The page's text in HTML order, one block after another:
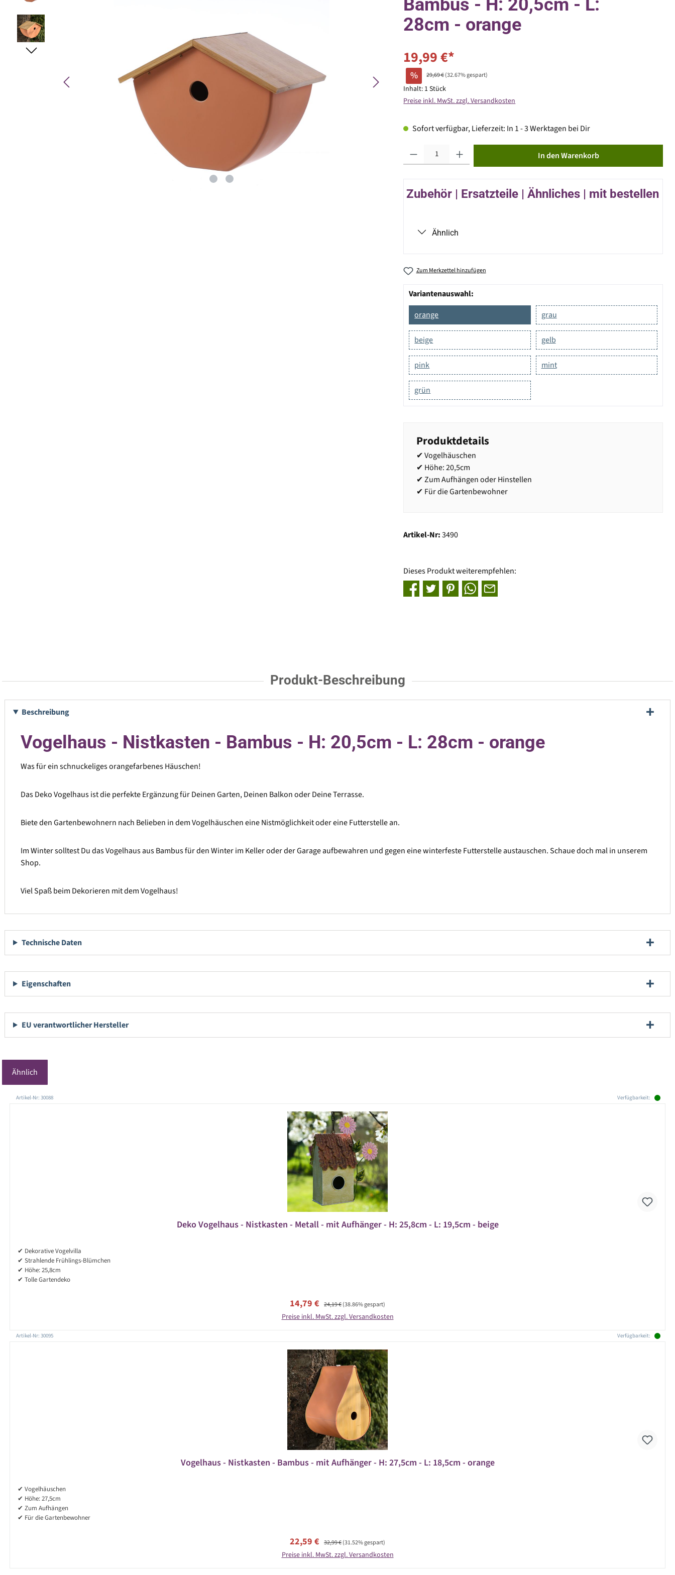
Bambus - H: 20,5cm - L:
28cm - orange
19,99 €*
% 29,69 €(32.67% gespart)
Inhalt: 1 Stück
Preise inkl. MwSt. zzgl. Versandkosten
Sofort verfügbar, Lieferzeit: In 1 - 3 Werktagen bei Dir
In den Warenkorb
Zubehör | Ersatzteile | Ähnliches | mit bestellen
Ähnlich
Zum Merkzettel hinzufügen
Variantenauswahl:
orange
grau
beige gelb
pink mint
grün
Produktdetails
✔ Vogelhäuschen
✔ Höhe: 20,5cm
✔ Zum Aufhängen oder Hinstellen
✔ Für die Gartenbewohner
Artikel-Nr:3490
Dieses Produkt weiterempfehlen:
Produkt-Beschreibung
Beschreibung
Vogelhaus - Nistkasten - Bambus - H: 20,5cm - L: 28cm - orange
Was für ein schnuckeliges orangefarbenes Häuschen!
Das Deko Vogelhaus ist die perfekte Ergänzung für Deinen Garten, Deinen Balkon oder Deine Terrasse.
Biete den Gartenbewohnern nach Belieben in dem Vogelhäuschen eine Nistmöglichkeit oder eine Futterstelle an.
Im Winter solltest Du das Vogelhaus aus Bambus für den Winter im Keller oder der Garage aufbewahren und gegen eine winterfeste Futterstelle austauschen. Schaue doch mal in unserem
Shop.
Viel Spaß beim Dekorieren mit dem Vogelhaus!
Technische Daten
Eigenschaften
EU verantwortlicher Hersteller
Ähnlich
Produktgalerie überspringen
Artikel-Nr: 30088 Verfügbarkeit:
Deko Vogelhaus - Nistkasten - Metall - mit Aufhänger - H: 25,8cm - L: 19,5cm - beige
✔ Dekorative Vogelvilla
✔ Strahlende Frühlings-Blümchen
✔ Höhe: 25,8cm
✔ Tolle Gartendeko
Verkaufspreis:
14,79 € Regulärer Preis:
24,19 €(38.86% gespart)
Preise inkl. MwSt. zzgl. Versandkosten
Artikel-Nr: 30095 Verfügbarkeit:
Vogelhaus - Nistkasten - Bambus - mit Aufhänger - H: 27,5cm - L: 18,5cm - orange
✔ Vogelhäuschen
✔ Höhe: 27,5cm
✔ Zum Aufhängen
✔ Für die Gartenbewohner
Verkaufspreis:
22,59 € Regulärer Preis:
32,99 €(31.52% gespart)
Preise inkl. MwSt. zzgl. Versandkosten